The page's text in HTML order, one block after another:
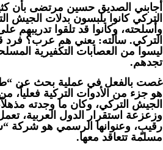
أجابني الصديق حسين مرتضى بأن
التركي كانوا يلبسون بدلات الجيش
وأسلحته، وكانوا قد تلقوا تدريبهم
التركي. سألته: يعني هم عرب؟ فرد
ليسوا من العصابات التكفيرية
تجدهم.
غصت بالفعل في عملية بحث عن
هو جزء من الأدوات التركية فعلياً،
الجيش التركي، وكان ما وجدته
وزعزعة استقرار الدول العربية،
رقيبٍ، وعنوانها الرسمي هو شركة
مسلمة تتعاقد معها.